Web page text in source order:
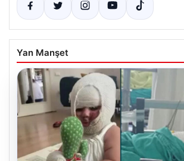
Yan Manşet